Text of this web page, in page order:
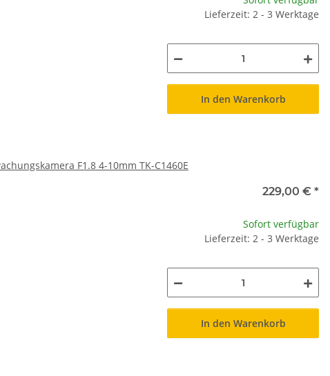
Lieferzeit: 2 - 3 Werktage
In den Warenkorb
F1.8 4-10mm TK-C1460E
229,00 € *
Sofort verfügbar
Lieferzeit: 2 - 3 Werktage
In den Warenkorb